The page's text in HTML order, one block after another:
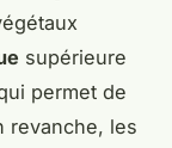
supérieure
permet de
revanche, les